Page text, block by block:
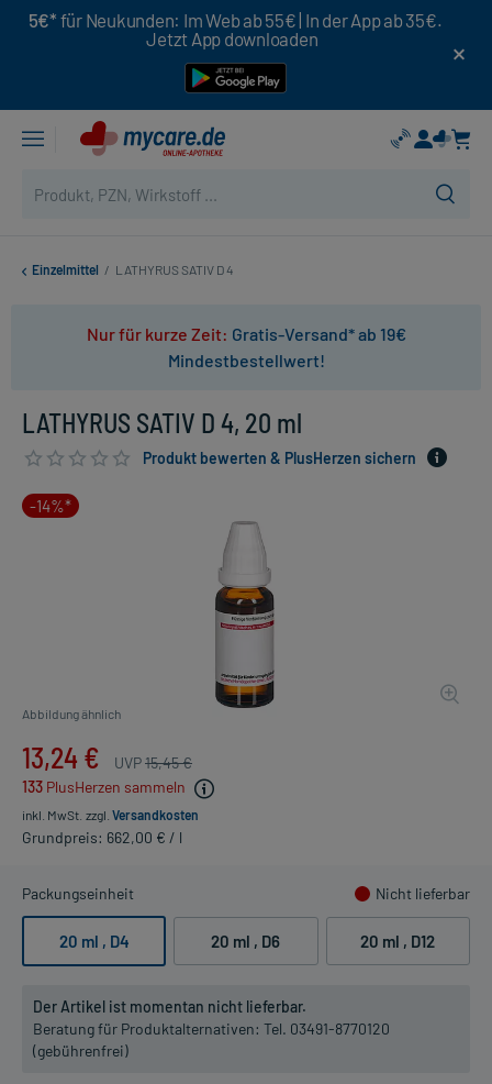
5€* für Neukunden: Im Web ab 55€ | In der App ab 35€.
Jetzt App downloaden
Einzelmittel / LATHYRUS SATIV D 4
Nur für kurze Zeit: Gratis-Versand* ab 19€
Mindestbestellwert!
LATHYRUS SATIV D 4, 20 ml
Produkt bewerten & PlusHerzen sichern
-14%*
Abbildung ähnlich
13,24 € UVP15,45 €
133 PlusHerzen sammeln
inkl. MwSt. zzgl. Versandkosten
Grundpreis: 662,00 € / l
Packungseinheit Nicht lieferbar
20 ml , D4 20 ml , D6 20 ml , D12
Der Artikel ist momentan nicht lieferbar.
Beratung für Produktalternativen: Tel. 03491-8770120
(gebührenfrei)